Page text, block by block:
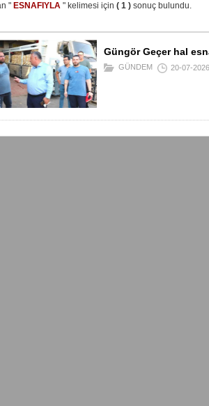
" ESNAFIYLA " kelimesi için ( 1 ) sonuç bulundu.
Güngör Geçer hal
GÜNDEM 20-07-